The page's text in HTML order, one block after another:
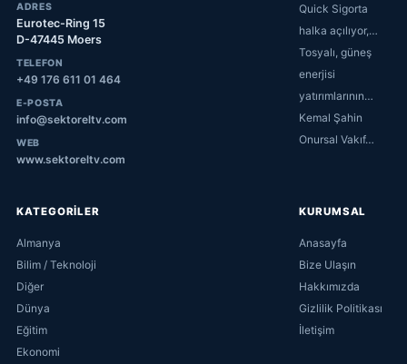
ADRES
Eurotec-Ring 15
D-47445 Moers
TELEFON
+49 176 611 01 464
E-POSTA
info@sektoreltv.com
WEB
www.sektoreltv.com
Quick Sigorta
halka açılıyor,…
Tosyalı, güneş
enerjisi
yatırımlarının…
Kemal Şahin
Onursal Vakıf…
KATEGORİLER
Almanya
Bilim / Teknoloji
Diğer
Dünya
Eğitim
Ekonomi
KURUMSAL
Anasayfa
Bize Ulaşın
Hakkımızda
Gizlilik Politikası
İletişim